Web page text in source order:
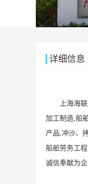
详细信息
上海海联船
加工制造,船
产品,冲沙、
船舶劳务工
诚信奉献为